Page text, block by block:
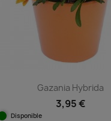
Gazania Hybrida
3,95 €
Disponible